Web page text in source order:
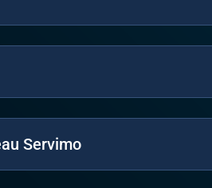
Servimo